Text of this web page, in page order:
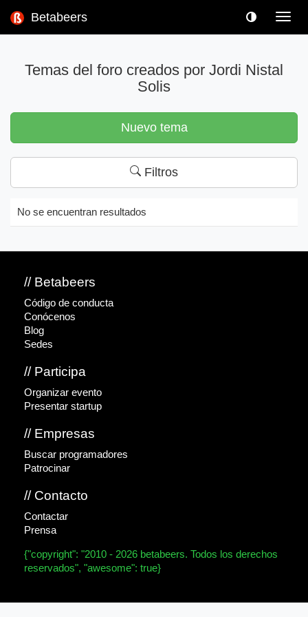
Betabeers
Temas del foro creados por Jordi Nistal
Solis
Nuevo tema
Filtros
No se encuentran resultados
// Betabeers
Código de conducta
Conócenos
Blog
Sedes
// Participa
Organizar evento
Presentar startup
// Empresas
Buscar programadores
Patrocinar
// Contacto
Contactar
Prensa
{"copyright": "2010 - 2026 betabeers. Todos los derechos
reservados", "awesome": true}